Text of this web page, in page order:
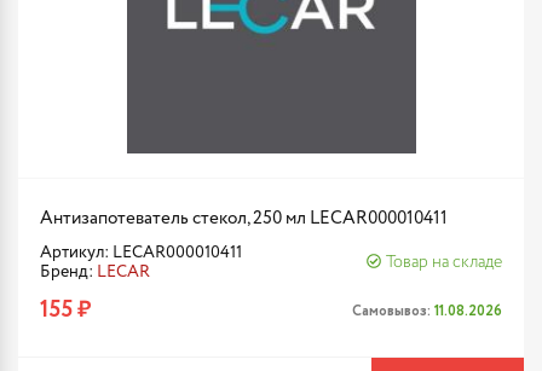
Антизапотеватель стекол, 250 мл LECAR000010411
Артикул: LECAR000010411
Бренд: LECAR
Товар на складе
155 ₽ Самовывоз: 11.08.2026